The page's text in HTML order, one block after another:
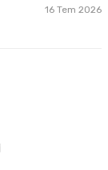
16 Tem 2026